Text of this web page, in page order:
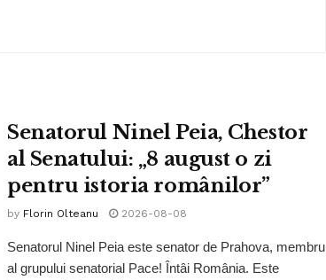
Senatorul Ninel Peia, Chestor
al Senatului: „8 august o zi
pentru istoria românilor”
by Florin Olteanu 2026-08-08
Senatorul Ninel Peia este senator de Prahova, membru
al grupului senatorial Pace! Întâi România. Este